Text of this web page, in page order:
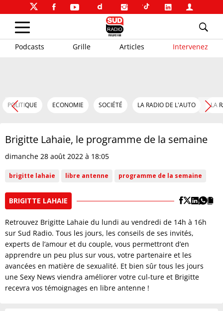
Podcasts Grille Articles Intervenez
POLITIQUE ECONOMIE SOCIÉTÉ LA RADIO DE L'AUTO LA
Brigitte Lahaie, le programme de la semaine
dimanche 28 août 2022 à 18:05
brigitte lahaie libre antenne programme de la semaine
BRIGITTE LAHAIE
Retrouvez Brigitte Lahaie du lundi au vendredi de 14h à 16h
sur Sud Radio. Tous les jours, les conseils de ses invités,
experts de l’amour et du couple, vous permettront d’en
apprendre un peu plus sur vous, votre partenaire et les
avancées en matière de sexualité. Et bien sûr tous les jours
une Sexy News viendra améliorer votre cul-ture et Brigitte
recevra vos témoignages en libre antenne !